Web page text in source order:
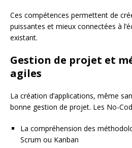
Ces compétences permettent de
puissantes et mieux connectées à
existant.
Gestion de projet et
agiles
La création d’applications, même
bonne gestion de projet. Les No-
La compréhension des
Scrum ou Kanban